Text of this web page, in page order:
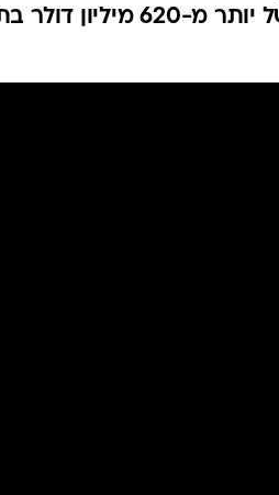
המכירות הוביל לחיסול פוזיציות לונג ממונפות בגובה של יותר מ-620